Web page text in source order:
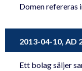
Domen refereras
2013-04-10, AD
Ett bolag säljer